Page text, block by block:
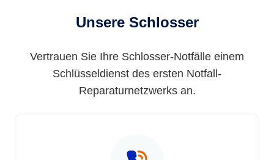
Unsere Schlosser
Vertrauen Sie Ihre Schlosser-Notfälle einem
Schlüsseldienst des ersten Notfall-
Reparaturnetzwerks an.